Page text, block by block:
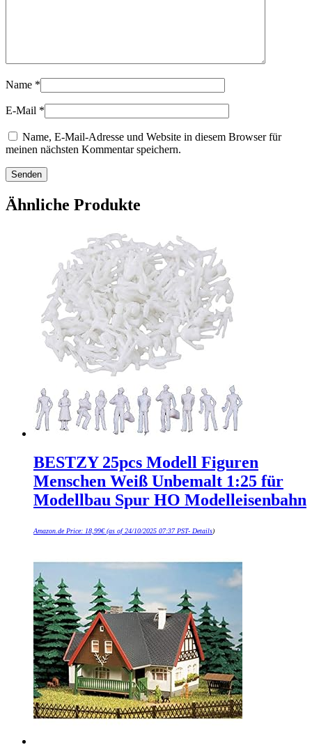
Name *
E-Mail *
Name, E-Mail-Adresse und Website in diesem Browser für
meinen nächsten Kommentar speichern.
Ähnliche Produkte
BESTZY 25pcs Modell Figuren
Menschen Weiß Unbemalt 1:25 für
Modellbau Spur HO Modelleisenbahn
Amazon.de Price: 18,99€(as of 24/10/2025 07:37 PST- Details)